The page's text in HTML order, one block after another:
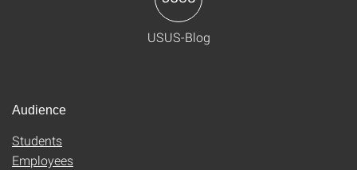
USUS-Blog
Audience
Students
Employees